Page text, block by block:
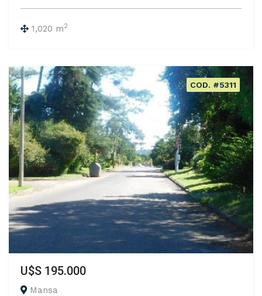
1,020 m2
COD. #5311
U$S 195.000
Mansa